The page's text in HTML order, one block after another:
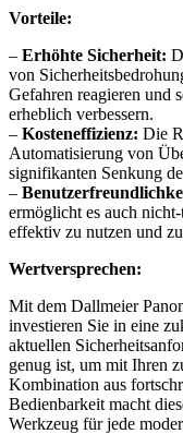
Vorteile:
– Erhöhte Sicherheit:
von
Gefahren reagieren und
erheblich verbessern.
– Kosteneffizienz: Die
Automatisierung von
signifikanten Senkung
–
ermöglicht es auch
effektiv zu nutzen und
Wertversprechen:
Mit dem Dallmeier
investieren Sie in eine
aktuellen
genug ist, um mit Ihren
Kombination aus
Bedienbarkeit macht
Werkzeug für jede